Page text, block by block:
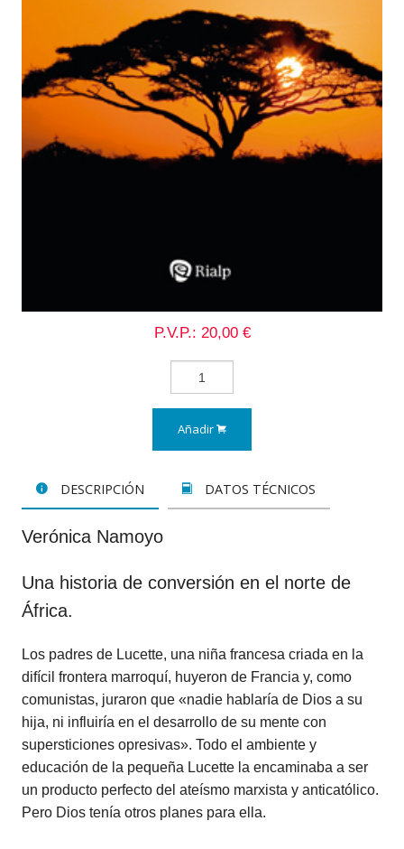
P.V.P.: 20,00 €
Añadir
DESCRIPCIÓN DATOS TÉCNICOS
Verónica Namoyo
Una historia de conversión en el norte de
África.
Los padres de Lucette, una niña francesa criada en la
difícil frontera marroquí, huyeron de Francia y, como
comunistas, juraron que «nadie hablaría de Dios a su
hija, ni influiría en el desarrollo de su mente con
supersticiones opresivas». Todo el ambiente y
educación de la pequeña Lucette la encaminaba a ser
un producto perfecto del ateísmo marxista y anticatólico.
Pero Dios tenía otros planes para ella.